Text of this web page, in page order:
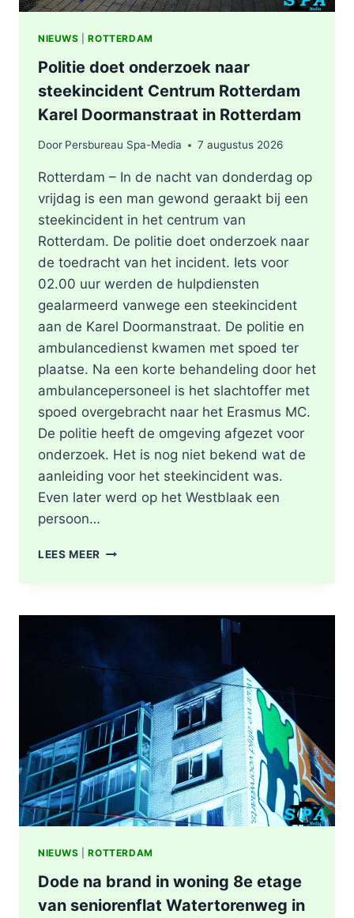
NIEUWS |ROTTERDAM
Politie doet onderzoek naar
steekincident Centrum Rotterdam
Karel Doormanstraat in Rotterdam
Door Persbureau Spa-Media 7 augustus 2026
Rotterdam – In de nacht van donderdag op
vrijdag is een man gewond geraakt bij een
steekincident in het centrum van
Rotterdam. De politie doet onderzoek naar
de toedracht van het incident. Iets voor
02.00 uur werden de hulpdiensten
gealarmeerd vanwege een steekincident
aan de Karel Doormanstraat. De politie en
ambulancedienst kwamen met spoed ter
plaatse. Na een korte behandeling door het
ambulancepersoneel is het slachtoffer met
spoed overgebracht naar het Erasmus MC.
De politie heeft de omgeving afgezet voor
onderzoek. Het is nog niet bekend wat de
aanleiding voor het steekincident was.
Even later werd op het Westblaak een
persoon…
LEES MEER POLITIE
STEEKINCIDENT
KAREL
DOORMANSTRAAT
ROTTERDAM
NIEUWS |ROTTERDAM
Dode na brand in woning 8e etage
van seniorenflat Watertorenweg in